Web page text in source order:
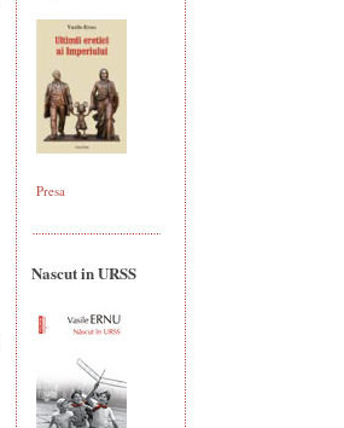
Presa
Nascut in URSS